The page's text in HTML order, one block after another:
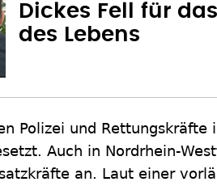
Dickes Fell für
des Lebens
Polizei und Rettungskräfte
Auch in Nordrhein-
an. Laut einer